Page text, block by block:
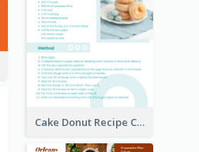
Cake Donut Recipe Card